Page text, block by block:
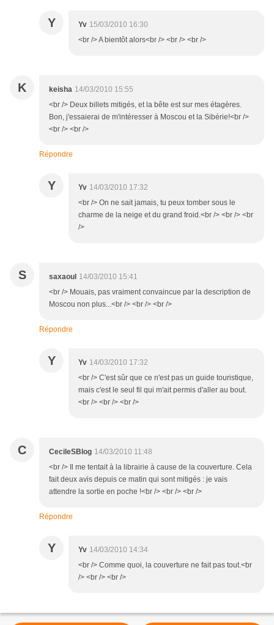
Y Yv 15/03/2010 16:30
<br /> A bientôt alors<br /> <br /> <br />
K keisha 14/03/2010 15:55
<br /> Deux billets mitigés, et la bête est sur mes étagères.
Bon, j'essaierai de m'intéresser à Moscou et la Sibérie!<br />
<br /> <br />
Répondre
Y Yv 14/03/2010 17:32
<br /> On ne sait jamais, tu peux tomber sous le
charme de la neige et du grand froid.<br /> <br /> <br
/>
S saxaoul 14/03/2010 15:41
<br /> Mouais, pas vraiment convaincue par la description de
Moscou non plus...<br /> <br /> <br />
Répondre
Y Yv 14/03/2010 17:32
<br /> C'est sûr que ce n'est pas un guide touristique,
mais c'est le seul fil qui m'ait permis d'aller au bout.
<br /> <br /> <br />
C CecileSBlog 14/03/2010 11:48
<br /> Il me tentait à la librairie à cause de la couverture. Cela
fait deux avis depuis ce matin qui sont mitigés : je vais
attendre la sortie en poche !<br /> <br /> <br />
Répondre
Y Yv 14/03/2010 14:34
<br /> Comme quoi, la couverture ne fait pas tout.<br
/> <br /> <br />